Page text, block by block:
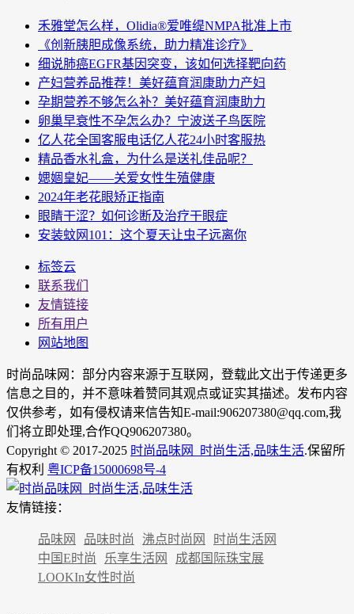
禾雅堂怎么样，Olidia®爱唯缇NMPA批准上市
《创新胰胆成像系统，助力精准诊疗》
细说肺癌EGFR基因突变，该如何选择靶向药
产妇营养品推荐！美好蕴育润康助力产妇
孕期营养不够怎么补？美好蕴育润康助力
卵巢早衰性不孕怎么办？宁波送子鸟医院
亿人花全国客服电话亿人花24小时客服热
精品香水礼盒，为什么是送礼佳品呢？
媤婟皇妃——关爱女性生殖健康
2024年老花眼矫正指南
眼睛干涩？如何诊断及治疗干眼症
安装蚊网101：这个夏天让虫子远离你
标签云
联系我们
友情链接
所有用户
网站地图
时尚品味网：部分内容来源于互联网，登载此文出于传递更多
信息之目的，并不意味着赞同其观点或证实其描述。发布内容
仅供参考，如有侵权请来信告知E-mail:906207380@qq.com,我
们将立即处理,合作QQ906207380。
Copyright © 2017-2025 时尚品味网_时尚生活,品味生活.保留所
有权利 粤ICP备15000698号-4
友情链接：
品味网 品味时尚 沸点时尚网
时尚生活网
中国E时尚
乐享生活网
成都国际珠宝展
LOOKIn女性时尚